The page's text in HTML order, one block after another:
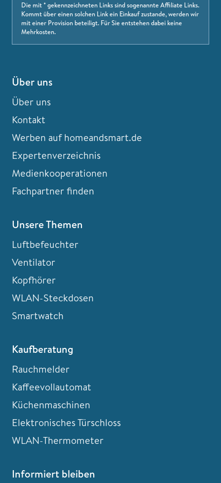
Die mit * gekennzeichneten Links sind sogenannte Affiliate Links.
Kommt über einen solchen Link ein Einkauf zustande, werden wir
mit einer Provision beteiligt. Für Sie entstehen dabei keine
Mehrkosten.
Über uns
Über uns
Kontakt
Werben auf homeandsmart.de
Expertenverzeichnis
Medienkooperationen
Fachpartner finden
Unsere Themen
Luftbefeuchter
Ventilator
Kopfhörer
WLAN-Steckdosen
Smartwatch
Kaufberatung
Rauchmelder
Kaffeevollautomat
Küchenmaschinen
Elektronisches Türschloss
WLAN-Thermometer
Informiert bleiben